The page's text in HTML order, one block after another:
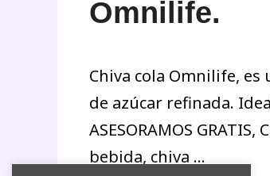
Omnilife.
Chiva cola Omnilife,
de azúcar refinada.
ASESORAMOS
bebida, chiva …